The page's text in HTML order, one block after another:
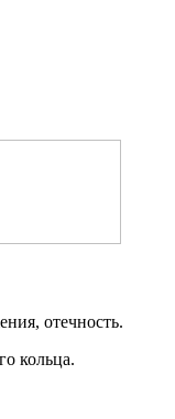
отечность.
кольца.